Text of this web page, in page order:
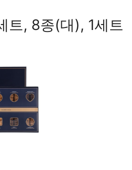
트, 8종(대), 1세트